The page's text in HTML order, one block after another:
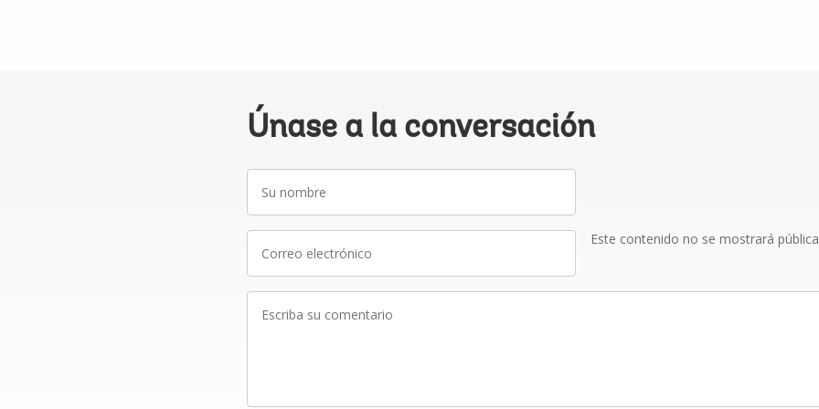
Únase a la conversación
nombre
electrónico
Este contenido no se mostrará